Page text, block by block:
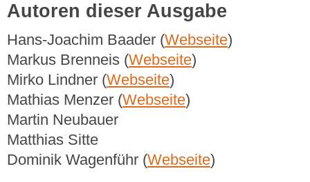
Autoren dieser Ausgabe
Hans-Joachim Baader (Webseite)
Markus Brenneis (Webseite)
Mirko Lindner (Webseite)
Mathias Menzer (Webseite)
Martin Neubauer
Matthias Sitte
Dominik Wagenführ (Webseite)